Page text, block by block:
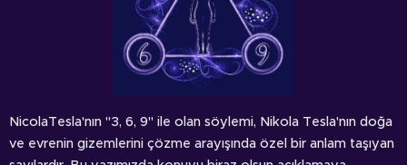
NicolaTesla'nın "3, 6, 9" ile olan söylemi, Nikola Tesla'nın doğa
ve evrenin gizemlerini çözme arayışında özel bir anlam taşıyan